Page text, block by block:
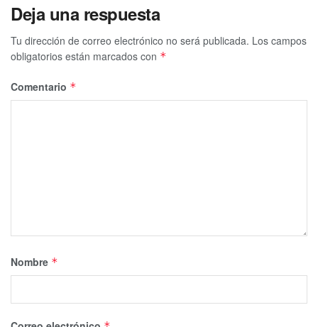
Deja una respuesta
Tu dirección de correo electrónico no será publicada. Los campos
obligatorios están marcados con *
Comentario *
Nombre *